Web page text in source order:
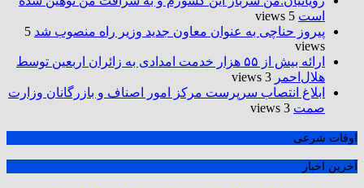
است 5 views
پیروز حناچی به عنوان معاون جدید وزیر راه منصوب شد 5
views
ارائه بیش از ۵۵ هزار خدمت امدادی به زائران اربعین توسط
هلال‌احمر 3 views
ابلاغ انتصاب سرپرست مرکز امور اصناف و بازرگانان وزارت
صمت 3 views
اوقات شرعی
آخرین اخبار